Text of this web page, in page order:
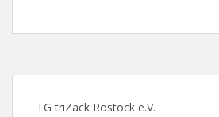
TG triZack Rostock e.V.